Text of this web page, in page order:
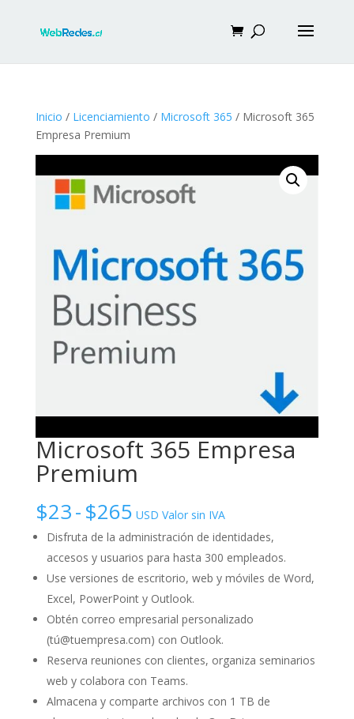
Inicio / Licenciamiento / Microsoft 365 / Microsoft 365
Empresa Premium
Microsoft 365 Empresa
Premium
$23-$265Rango
de
precios:
desde
$23
hasta
$265
USD Valor sin IVA
Disfruta de la administración de identidades,
accesos y usuarios para hasta 300 empleados.
Use versiones de escritorio, web y móviles de Word,
Excel, PowerPoint y Outlook.
Obtén correo empresarial personalizado
(tú@tuempresa.com) con Outlook.
Reserva reuniones con clientes, organiza seminarios
web y colabora con Teams.
Almacena y comparte archivos con 1 TB de